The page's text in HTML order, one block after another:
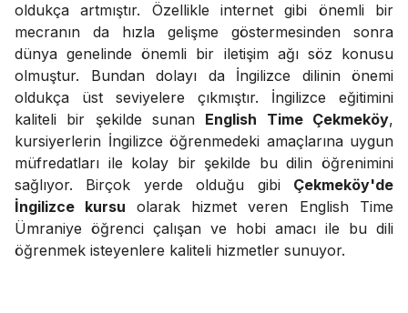
oldukça artmıştır. Özellikle internet gibi önemli bir
mecranın da hızla gelişme göstermesinden sonra
dünya genelinde önemli bir iletişim ağı söz konusu
olmuştur. Bundan dolayı da İngilizce dilinin önemi
oldukça üst seviyelere çıkmıştır. İngilizce eğitimini
kaliteli bir şekilde sunan English Time Çekmeköy,
kursiyerlerin İngilizce öğrenmedeki amaçlarına uygun
müfredatları ile kolay bir şekilde bu dilin öğrenimini
sağlıyor. Birçok yerde olduğu gibi Çekmeköy'de
İngilizce kursu olarak hizmet veren English Time
Ümraniye öğrenci çalışan ve hobi amacı ile bu dili
öğrenmek isteyenlere kaliteli hizmetler sunuyor.